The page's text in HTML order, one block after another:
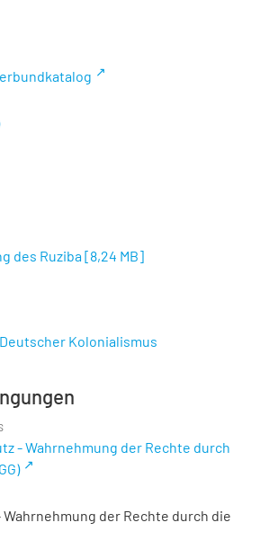
des Ruziba[8,24 MB]
Kolonialismus
- Wahrnehmung der Rechte durch
der Rechte durch die